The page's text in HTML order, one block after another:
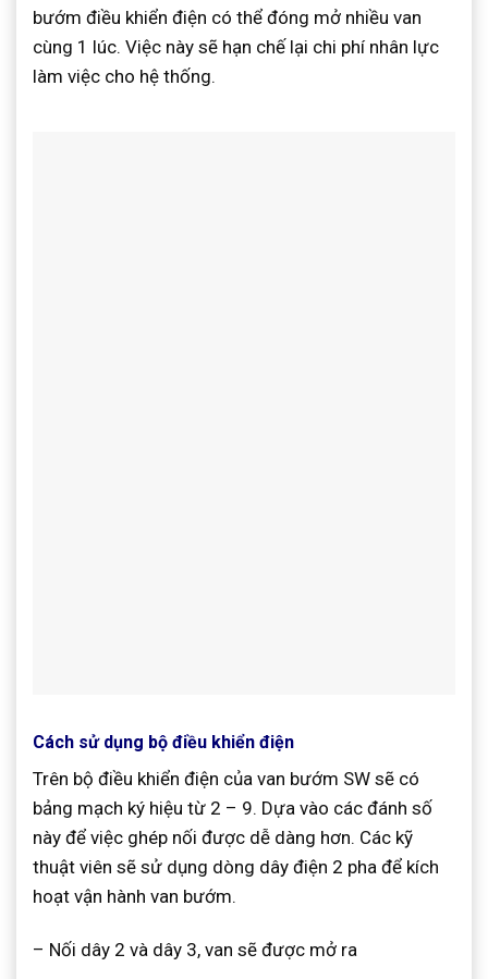
bướm điều khiển điện có thể đóng mở nhiều van
cùng 1 lúc. Việc này sẽ hạn chế lại chi phí nhân lực
làm việc cho hệ thống.
Cách sử dụng bộ điều khiển điện
Trên bộ điều khiển điện của van bướm SW sẽ có
bảng mạch ký hiệu từ 2 – 9. Dựa vào các đánh số
này để việc ghép nối được dễ dàng hơn. Các kỹ
thuật viên sẽ sử dụng dòng dây điện 2 pha để kích
hoạt vận hành van bướm.
– Nối dây 2 và dây 3, van sẽ được mở ra